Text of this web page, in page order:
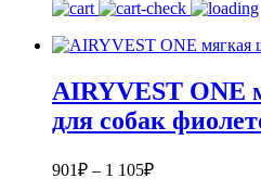
AIRYVEST ONE
для собак
901₽ – 1 105₽